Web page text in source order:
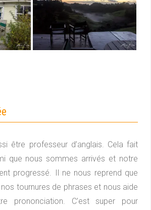
être professeur d’anglais. Cela fait
que nous sommes arrivés et notre
progressé. Il ne nous reprend que
tournures de phrases et nous aide
prononciation. C’est super pour